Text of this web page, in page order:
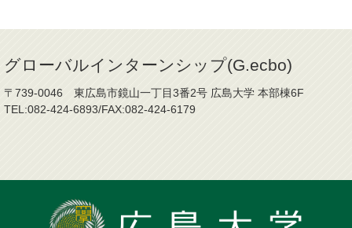
グローバルインターンシップ(G.ecbo)
〒739-0046 東広島市鏡山一丁目3番2号 広島大学 本部棟6F
TEL:082-424-6893/FAX:082-424-6179